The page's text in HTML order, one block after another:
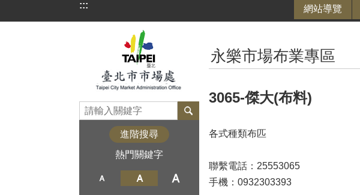
跳到主要內容區塊
::: 網站導覽
進階搜尋
熱門關鍵字
永樂市場布業專區
3065-傑大(布料)
各式種類布匹
聯繫電話：25553065
手機：0932303393